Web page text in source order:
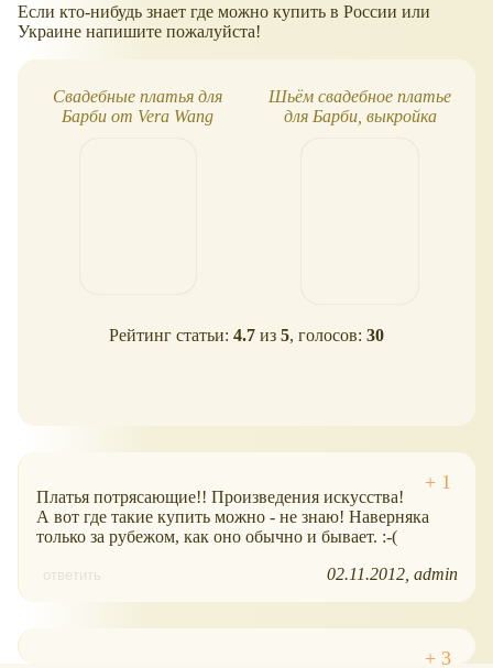
Если кто-нибудь знает где можно купить в России или
Украине напишите пожалуйста!
Свадебные платья для
Барби от Vera Wang
Шьём свадебное платье
для Барби, выкройка
Рейтинг статьи: 4.7 из 5, голосов: 30
Платья потрясающие!! Произведения искусства!
А вот где такие купить можно - не знаю! Наверняка
только за рубежом, как оно обычно и бывает. :-(
ответить 02.11.2012 admin